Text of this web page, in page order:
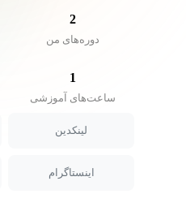
2
دوره‌های من
1
ساعت‌های آموزشی
لینکدین
اینستاگرام